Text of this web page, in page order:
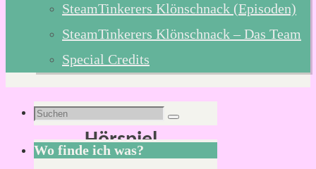
SteamTinkerers Klönschnack (Episoden)
SteamTinkerers Klönschnack – Das Team
Special Credits
Schlagwort:
Hörspiel
Suchen
nach:
Suchen
Wo finde ich was?